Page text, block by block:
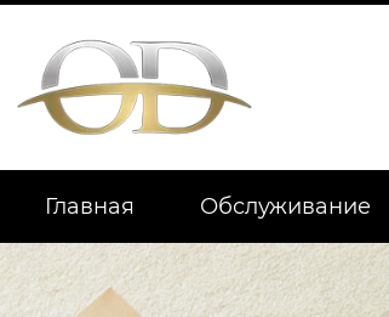
Главная Обслуживание